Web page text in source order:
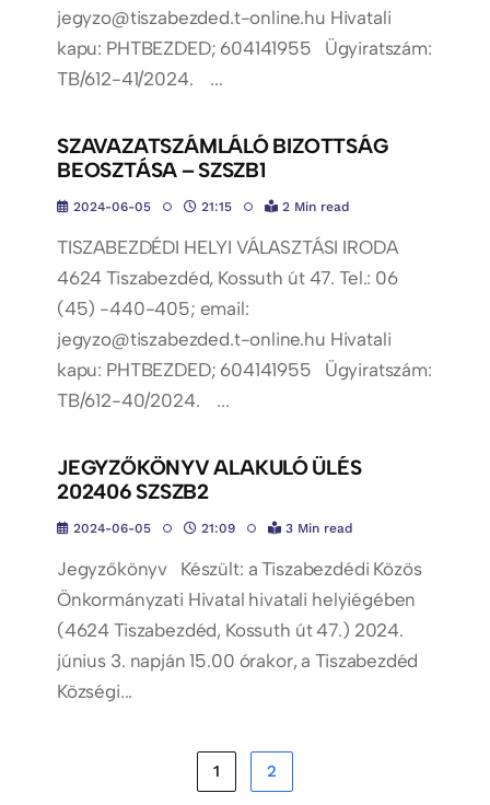
jegyzo@tiszabezded.t-online.hu Hivatali
kapu: PHTBEZDED; 604141955 Ügyiratszám:
TB/612-41/2024. ...
SZAVAZATSZÁMLÁLÓ BIZOTTSÁG
BEOSZTÁSA – SZSZB1
2024-06-05 21:15 2 Min read
TISZABEZDÉDI HELYI VÁLASZTÁSI IRODA
4624 Tiszabezdéd, Kossuth út 47. Tel.: 06
(45) -440-405; email:
jegyzo@tiszabezded.t-online.hu Hivatali
kapu: PHTBEZDED; 604141955 Ügyiratszám:
TB/612-40/2024. ...
JEGYZŐKÖNYV ALAKULÓ ÜLÉS
202406 SZSZB2
2024-06-05 21:09 3 Min read
Jegyzőkönyv Készült: a Tiszabezdédi Közös
Önkormányzati Hivatal hivatali helyiégében
(4624 Tiszabezdéd, Kossuth út 47.) 2024.
június 3. napján 15.00 órakor, a Tiszabezdéd
Községi...
1 2